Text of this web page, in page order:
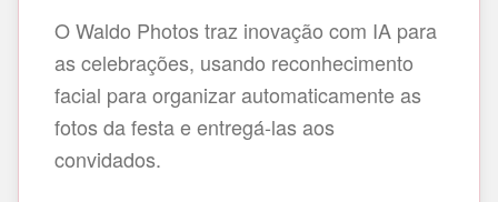
O Waldo Photos traz inovação com IA para
as celebrações, usando reconhecimento
facial para organizar automaticamente as
fotos da festa e entregá-las aos
convidados.